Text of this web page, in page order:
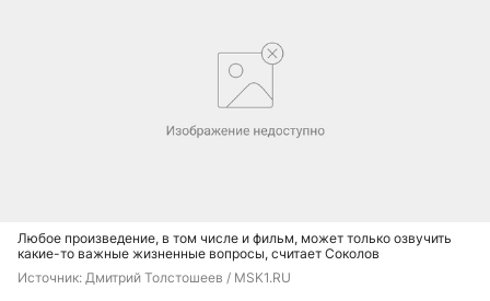
Любое произведение, в том числе и фильм, может только озвучить
какие-то важные жизненные вопросы, считает Соколов
Источник: Дмитрий Толстошеев / MSK1.RU